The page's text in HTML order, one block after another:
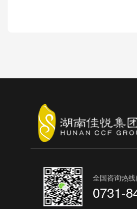
全国咨询热
0731-